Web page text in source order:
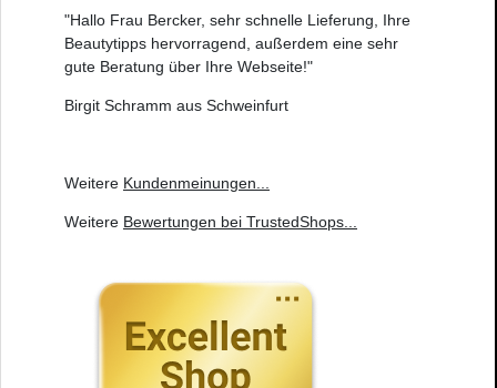
"Hallo Frau Bercker, sehr schnelle Lieferung, Ihre
Beautytipps hervorragend, außerdem eine sehr
gute Beratung über Ihre Webseite!"
Birgit Schramm aus Schweinfurt
Weitere Kundenmeinungen
Weitere Bewertungen bei TrustedShops